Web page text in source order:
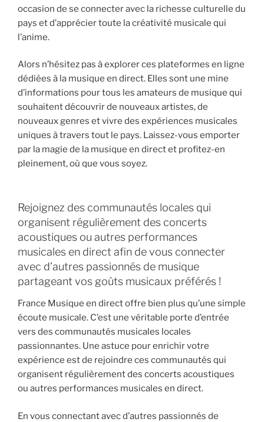
occasion de se connecter avec la richesse culturelle du
pays et d’apprécier toute la créativité musicale qui
l’anime.
Alors n’hésitez pas à explorer ces plateformes en ligne
dédiées à la musique en direct. Elles sont une mine
d’informations pour tous les amateurs de musique qui
souhaitent découvrir de nouveaux artistes, de
nouveaux genres et vivre des expériences musicales
uniques à travers tout le pays. Laissez-vous emporter
par la magie de la musique en direct et profitez-en
pleinement, où que vous soyez.
Rejoignez des communautés locales qui
organisent régulièrement des concerts
acoustiques ou autres performances
musicales en direct afin de vous connecter
avec d’autres passionnés de musique
partageant vos goûts musicaux préférés !
France Musique en direct offre bien plus qu’une simple
écoute musicale. C’est une véritable porte d’entrée
vers des communautés musicales locales
passionnantes. Une astuce pour enrichir votre
expérience est de rejoindre ces communautés qui
organisent régulièrement des concerts acoustiques
ou autres performances musicales en direct.
En vous connectant avec d’autres passionnés de